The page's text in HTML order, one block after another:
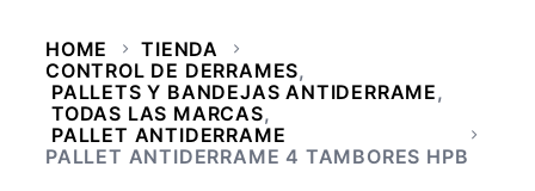
HOME
TIENDA
CONTROL DE DERRAMES,
PALLETS Y BANDEJAS ANTIDERRAME,
TODAS LAS MARCAS,
PALLET ANTIDERRAME
PALLET ANTIDERRAME 4 TAMBORES HPB